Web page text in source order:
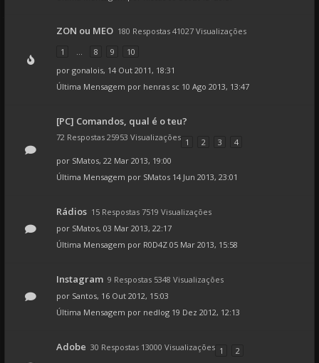
ZON ou MEO 180 Respostas 41027 Visualizações
1
... 8 9
10
por gonalois, 14 Out 2011, 18:31
Última Mensagem por henras sc 10 Ago 2013, 13:47
[PC] Comandos, qual é o teu?
72 Respostas 25953 Visualizações 1 2 3
4
por SMatos, 22 Mar 2013, 19:00
Última Mensagem por SMatos 14 Jun 2013, 23:01
Rádios 15 Respostas 7519 Visualizações
por SMatos, 03 Mar 2013, 22:17
Última Mensagem por R0D4Z 05 Mar 2013, 15:58
Instagram 9 Respostas 5348 Visualizações
por Santos, 16 Out 2012, 15:03
Última Mensagem por nedlog 19 Dez 2012, 12:13
Adobe 30 Respostas 13000 Visualizações 1
2